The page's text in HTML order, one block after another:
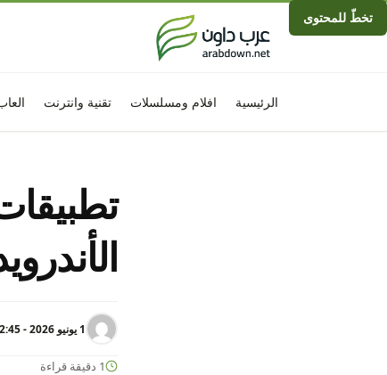
تخطّ للمحتوى
الرئيسية افلام ومسلسلات تقنية وانترنت
1 يونيو 2026 - 12:45ص
1 دقيقة قراءة